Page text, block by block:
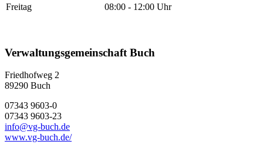
Freitag 08:00 - 12:00 Uhr
Verwaltungsgemeinschaft Buch
Friedhofweg 2
89290 Buch
07343 9603-0
07343 9603-23
info@vg-buch.de
www.vg-buch.de/